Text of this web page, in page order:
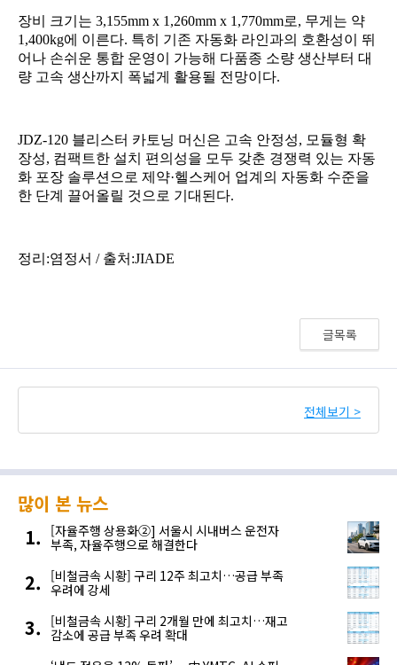
글목록
전체보기 >
많이 본 뉴스
[자율주행 상용화②] 서울시 시내버스 운전자
부족, 자율주행으로 해결한다
[비철금속 시황] 구리 12주 최고치…공급 부족
우려에 강세
[비철금속 시황] 구리 2개월 만에 최고치…재고
감소에 공급 부족 우려 확대